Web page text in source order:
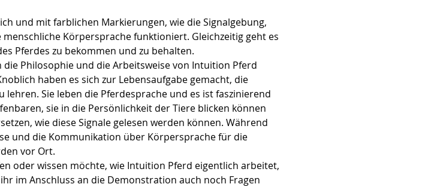
und mit farblichen Markierungen, wie die Signalgebung,
Körpersprache funktioniert. Gleichzeitig geht es
Pferdes zu bekommen und zu behalten.
Philosophie und die Arbeitsweise von Intuition Pferd
haben es sich zur Lebensaufgabe gemacht, die
Sie leben die Pferdesprache und es ist faszinierend
sie in die Persönlichkeit der Tiere blicken können
wie diese Signale gelesen werden können. Während
und die Kommunikation über Körpersprache für die
vor Ort.
oder wissen möchte, wie Intuition Pferd eigentlich arbeitet,
im Anschluss an die Demonstration auch noch Fragen